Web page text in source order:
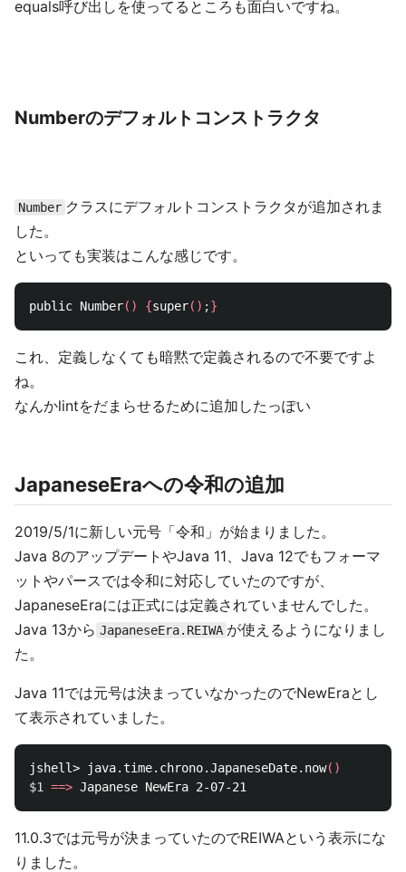
equals呼び出しを使ってるところも面白いですね。
Numberのデフォルトコンストラクタ
Number クラスにデフォルトコンストラクタが追加されま
した。
といっても実装はこんな感じです。
public Number() {super() ;}
これ、定義しなくても暗黙で定義されるので不要ですよ
ね。
なんかlintをだまらせるために追加したっぽい
JapaneseEraへの令和の追加
2019/5/1に新しい元号「令和」が始まりました。
Java 8のアップデートやJava 11、Java 12でもフォーマ
ットやパースでは令和に対応していたのですが、
JapaneseEraには正式には定義されていませんでした。
Java 13から JapaneseEra.REIWA が使えるようになりまし
た。
Java 11では元号は決まっていなかったのでNewEraとし
て表示されていました。
jshell> java.time.chrono.JapaneseDate.now()
$1
==>
11.0.3では元号が決まっていたのでREIWAという表示にな
りました。